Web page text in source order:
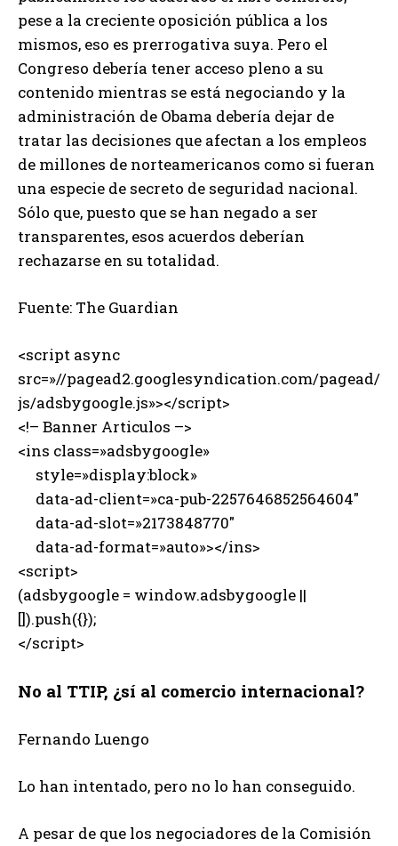
pese a la creciente oposición pública a los
mismos, eso es prerrogativa suya. Pero el
Congreso debería tener acceso pleno a su
contenido mientras se está negociando y la
administración de Obama debería dejar de
tratar las decisiones que afectan a los empleos
de millones de norteamericanos como si fueran
una especie de secreto de seguridad nacional.
Sólo que, puesto que se han negado a ser
transparentes, esos acuerdos deberían
rechazarse en su totalidad.
Fuente: The Guardian
<script async
src=»//pagead2.googlesyndication.com/pagead/
js/adsbygoogle.js»></script>
<!– Banner Articulos –>
<ins class=»adsbygoogle»
style=»display:block»
data-ad-client=»ca-pub-2257646852564604″
data-ad-slot=»2173848770″
data-ad-format=»auto»></ins>
<script>
(adsbygoogle = window.adsbygoogle ||
[]).push({});
</script>
No al TTIP, ¿sí al comercio internacional?
Fernando Luengo
Lo han intentado, pero no lo han conseguido.
A pesar de que los negociadores de la Comisión